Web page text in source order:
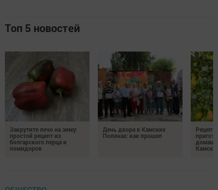
Топ 5 новостей
Закрутите лечо на зиму:
простой рецепт из
болгарского перца и
помидоров
День двора в Камских
Полянах: как прошел